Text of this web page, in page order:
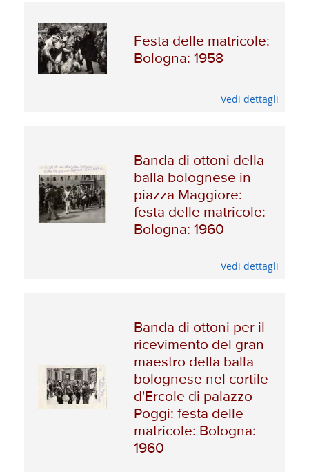
Festa delle matricole:
Bologna: 1958
Vedi dettagli
Banda di ottoni della
balla bolognese in
piazza Maggiore:
festa delle matricole:
Bologna: 1960
Vedi dettagli
Banda di ottoni per il
ricevimento del gran
maestro della balla
bolognese nel cortile
d'Ercole di palazzo
Poggi: festa delle
matricole: Bologna:
1960